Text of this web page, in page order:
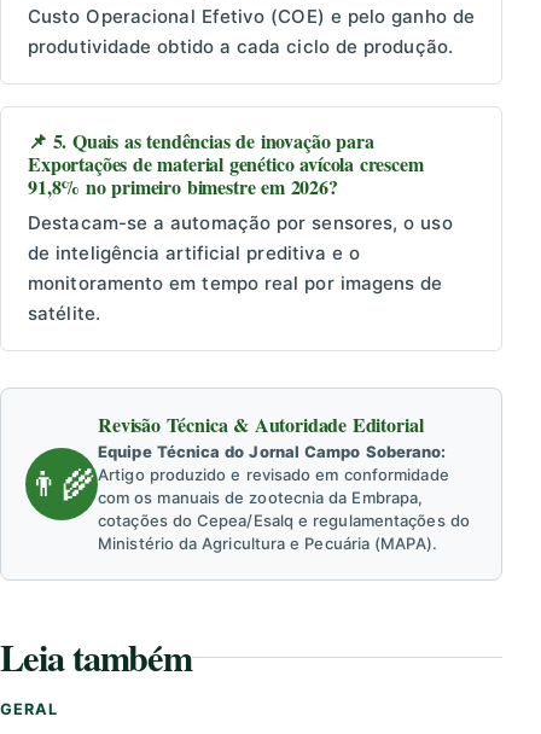
Custo Operacional Efetivo (COE) e pelo ganho de
produtividade obtido a cada ciclo de produção.
📌 5. Quais as tendências de inovação para
Exportações de material genético avícola crescem
91,8% no primeiro bimestre em 2026?
Destacam-se a automação por sensores, o uso
de inteligência artificial preditiva e o
monitoramento em tempo real por imagens de
satélite.
👨‍🌾
Revisão Técnica & Autoridade Editorial
Equipe Técnica do Jornal Campo Soberano:
Artigo produzido e revisado em conformidade
com os manuais de zootecnia da Embrapa,
cotações do Cepea/Esalq e regulamentações do
Ministério da Agricultura e Pecuária (MAPA).
Leia também
GERAL